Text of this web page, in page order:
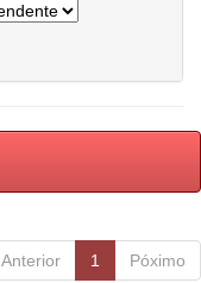
Anterior 1 Póximo